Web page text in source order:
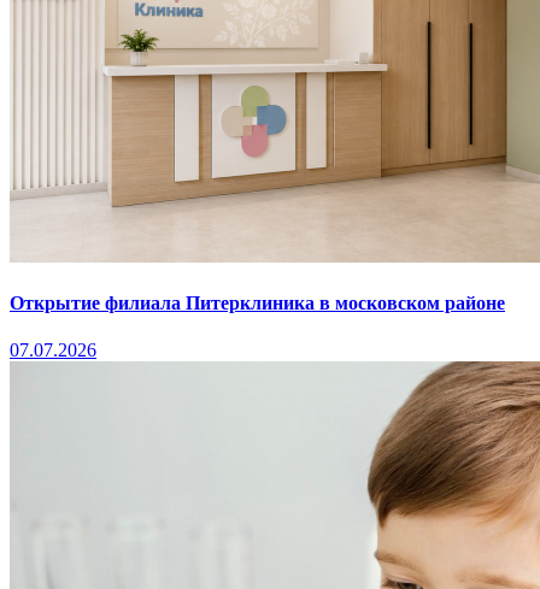
Открытие филиала Питерклиника в московском районе
07.07.2026